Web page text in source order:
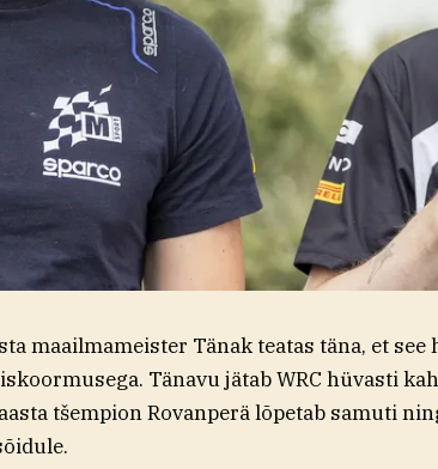
maailmameister Tänak teatas täna, et
Tänavu jätab WRC hüvasti
tšempion Rovanperä lõpetab samuti